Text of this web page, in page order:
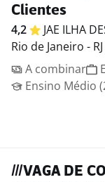
Clientes
4,2 JAE ILHA
Rio de Janeiro - RJ
A combinar
Ensino Médio
///VAGA DE